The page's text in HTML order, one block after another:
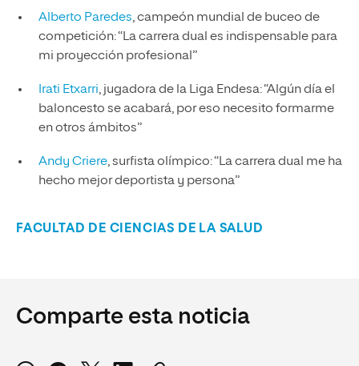
Alberto Paredes, campeón mundial de buceo de
competición: “La carrera dual es indispensable para
mi proyección profesional”
Irati Etxarri, jugadora de la Liga Endesa: “Algún día el
baloncesto se acabará, por eso necesito formarme
en otros ámbitos”
Andy Criere, surfista olímpico: “La carrera dual me ha
hecho mejor deportista y persona”
FACULTAD DE CIENCIAS DE LA SALUD
Comparte esta noticia